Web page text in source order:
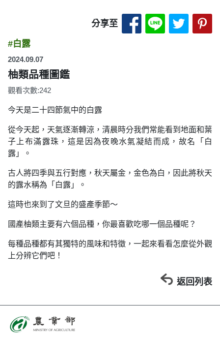
分享至 分享至 Facebook-
分享至分享
#白露
2024.09.07
柚類品種圖鑑
觀看次數:242
今天是二十四節氣中的白露
從今天起，天氣逐漸轉涼，清晨時分我們常能看到地面和葉
子上布滿露珠，這是因為夜晚水氣凝結而成，故名「白
露」。
古人將四季與五行對應，秋天屬金，金色為白，因此將秋天
的露水稱為「白露」。
這時也來到了文旦的盛產季節～
國產柚類主要有六個品種，你最喜歡吃哪一個品種呢？
每種品種都有其獨特的風味和特徵，一起來看看怎麼從外觀
上分辨它們吧！
返回列表